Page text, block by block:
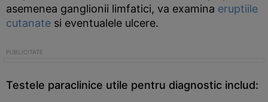
asemenea ganglionii limfatici, va examina eruptiile
cutanate si eventualele ulcere.
Testele paraclinice utile pentru diagnostic includ: